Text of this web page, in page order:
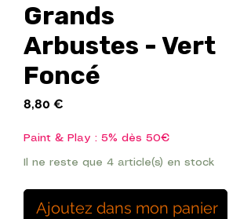
Grands
Arbustes - Vert
Foncé
8,80 €
Paint & Play : 5% dès 50€
Il ne reste que 4 article(s) en stock
Ajoutez dans mon panier